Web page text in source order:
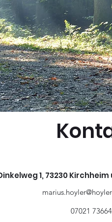
1, 73230
07021